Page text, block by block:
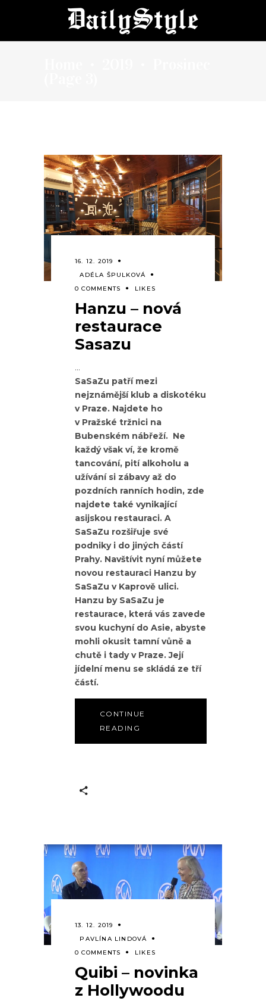
16. 12. 2019
ADÉLA ŠPULKOVÁ
0 COMMENTS
LIKES
Hanzu – nová
restaurace
Sasazu
SaSaZu patří mezi
nejznámější klub a diskotéku
v Praze. Najdete ho
v Pražské tržnici na
Bubenském nábřeží. Ne
každý však ví, že kromě
tancování, pití alkoholu a
užívání si zábavy až do
pozdních ranních hodin, zde
najdete také vynikající
asijskou restauraci. A
SaSaZu rozšiřuje své
podniky i do jiných částí
Prahy. Navštívit nyní můžete
novou restauraci Hanzu by
SaSaZu v Kaprově ulici.
Hanzu by SaSaZu je
restaurace, která vás zavede
svou kuchyní do Asie, abyste
mohli okusit tamní vůně a
chutě i tady v Praze. Její
jídelní menu se skládá ze tří
částí.
CONTINUE
READING
13. 12. 2019
PAVLÍNA LINDOVÁ
0 COMMENTS
LIKES
Quibi – novinka
z Hollywoodu